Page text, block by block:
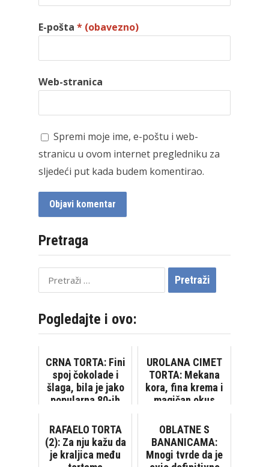
E-pošta * (obavezno)
Web-stranica
Spremi moje ime, e-poštu i web-
stranicu u ovom internet pregledniku za
sljedeći put kada budem komentirao.
Pretraga
Pretraži:
Pogledajte i ovo:
CRNA TORTA: Fini
spoj čokolade i
šlaga, bila je jako
popularna 80-ih
UROLANA CIMET
TORTA: Mekana
kora, fina krema i
magičan okus
RAFAELO TORTA
(2): Za nju kažu da
je kraljica među
OBLATNE S
BANANICAMA:
Mnogi tvrde da je